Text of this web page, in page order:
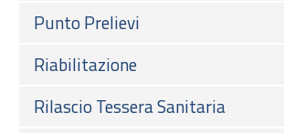
Punto Prelievi
Riabilitazione
Rilascio Tessera Sanitaria